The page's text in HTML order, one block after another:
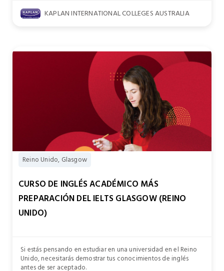
KAPLAN INTERNATIONAL COLLEGES AUSTRALIA
Reino Unido, Glasgow
CURSO DE INGLÉS ACADÉMICO MÁS
PREPARACIÓN DEL IELTS GLASGOW (REINO
UNIDO)
Si estás pensando en estudiar en una universidad en el Reino
Unido, necesitarás demostrar tus conocimientos de inglés
antes de ser aceptado.